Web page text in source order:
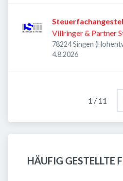
Villringer & Partner
78224 Singen
Veröffentlicht
4.8.2026
1 / 11
HÄUFIG GESTELLTE